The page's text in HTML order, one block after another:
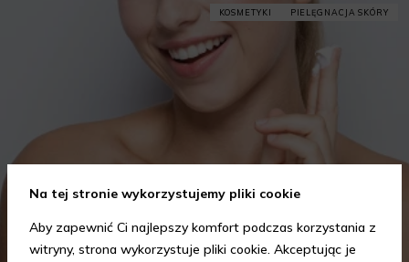
KOSMETYKI PIELĘGNACJA SKÓRY
Na tej stronie wykorzystujemy pliki cookie
Aby zapewnić Ci najlepszy komfort podczas korzystania z
witryny, strona wykorzystuje pliki cookie. Akceptując je